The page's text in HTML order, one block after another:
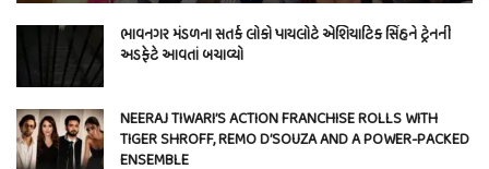
ભાવનગર મંડળના સતર્ક લોકો પાયલોટે એશિયાટિક સિંહને ટ્રેનની
અડફેટે આવતાં બચાવ્યો
NEERAJ TIWARI’S ACTION FRANCHISE ROLLS WITH
TIGER SHROFF, REMO D’SOUZA AND A POWER-PACKED
ENSEMBLE